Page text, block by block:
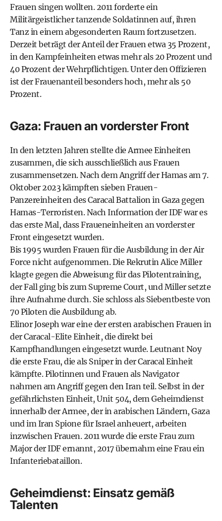
Frauen singen wollten. 2011 forderte ein
Militärgeistlicher tanzende Soldatinnen auf, ihren
Tanz in einem abgesonderten Raum fortzusetzen.
Derzeit beträgt der Anteil der Frauen etwa 35 Prozent,
in den Kampfeinheiten etwas mehr als 20 Prozent und
40 Prozent der Wehrpflichtigen. Unter den Offizieren
ist der Frauenanteil besonders hoch, mehr als 50
Prozent.
Gaza: Frauen an vorderster Front
In den letzten Jahren stellte die Armee Einheiten
zusammen, die sich ausschließlich aus Frauen
zusammensetzen. Nach dem Angriff der Hamas am 7.
Oktober 2023 kämpften sieben Frauen-
Panzereinheiten des Caracal Battalion in Gaza gegen
Hamas-Terroristen. Nach Information der IDF war es
das erste Mal, dass Fraueneinheiten an vorderster
Front eingesetzt wurden.
Bis 1995 wurden Frauen für die Ausbildung in der Air
Force nicht aufgenommen. Die Rekrutin Alice Miller
klagte gegen die Abweisung für das Pilotentraining,
der Fall ging bis zum Supreme Court, und Miller setzte
ihre Aufnahme durch. Sie schloss als Siebentbeste von
70 Piloten die Ausbildung ab.
Elinor Joseph war eine der ersten arabischen Frauen in
der Caracal-Elite Einheit, die direkt bei
Kampfhandlungen eingesetzt wurde. Leutnant Noy
die erste Frau, die als Sniper in der Caracal Einheit
kämpfte. Pilotinnen und Frauen als Navigator
nahmen am Angriff gegen den Iran teil. Selbst in der
gefährlichsten Einheit, Unit 504, dem Geheimdienst
innerhalb der Armee, der in arabischen Ländern, Gaza
und im Iran Spione für Israel anheuert, arbeiten
inzwischen Frauen. 2011 wurde die erste Frau zum
Major der IDF ernannt, 2017 übernahm eine Frau ein
Infanteriebataillon.
Geheimdienst: Einsatz gemäß
Talenten